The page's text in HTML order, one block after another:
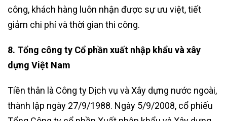
công, khách hàng luôn nhận được sự ưu việt, tiết
giảm chi phí và thời gian thi công.
8. Tổng công ty Cổ phần xuất nhập khẩu và xây
dựng Việt Nam
Tiền thân là Công ty Dịch vụ và Xây dựng nước ngoài,
thành lập ngày 27/9/1988. Ngày 5/9/2008, cổ phiếu